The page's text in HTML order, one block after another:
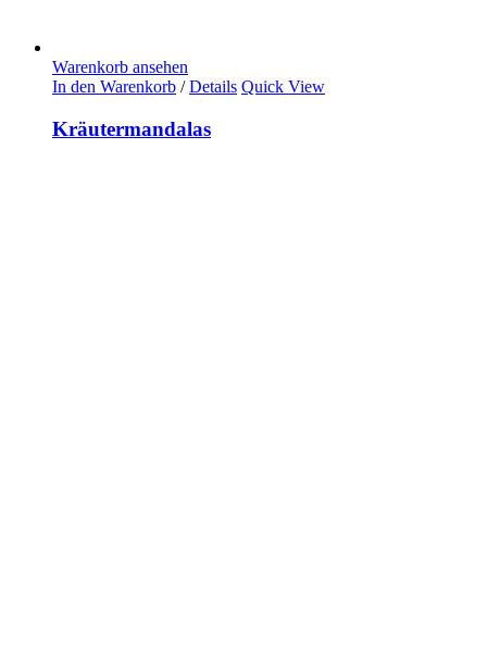
Warenkorb ansehen
In den Warenkorb / Details Quick View
Kräutermandalas